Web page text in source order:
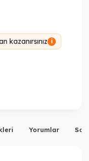
kazanırsınız i
Yorumlar